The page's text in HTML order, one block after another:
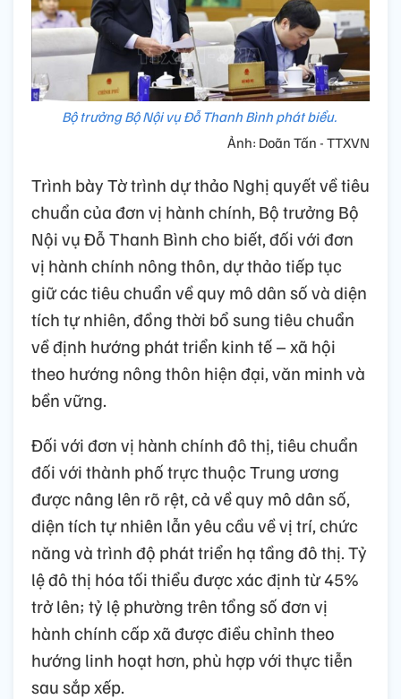
Bộ trưởng Bộ Nội vụ Đỗ Thanh Bình phát biểu.
Ảnh: Doãn Tấn - TTXVN
Trình bày Tờ trình dự thảo Nghị quyết về tiêu
chuẩn của đơn vị hành chính, Bộ trưởng Bộ
Nội vụ Đỗ Thanh Bình cho biết, đối với đơn
vị hành chính nông thôn, dự thảo tiếp tục
giữ các tiêu chuẩn về quy mô dân số và diện
tích tự nhiên, đồng thời bổ sung tiêu chuẩn
về định hướng phát triển kinh tế – xã hội
theo hướng nông thôn hiện đại, văn minh và
bền vững.
Đối với đơn vị hành chính đô thị, tiêu chuẩn
đối với thành phố trực thuộc Trung ương
được nâng lên rõ rệt, cả về quy mô dân số,
diện tích tự nhiên lẫn yêu cầu về vị trí, chức
năng và trình độ phát triển hạ tầng đô thị. Tỷ
lệ đô thị hóa tối thiểu được xác định từ 45%
trở lên; tỷ lệ phường trên tổng số đơn vị
hành chính cấp xã được điều chỉnh theo
hướng linh hoạt hơn, phù hợp với thực tiễn
sau sắp xếp.